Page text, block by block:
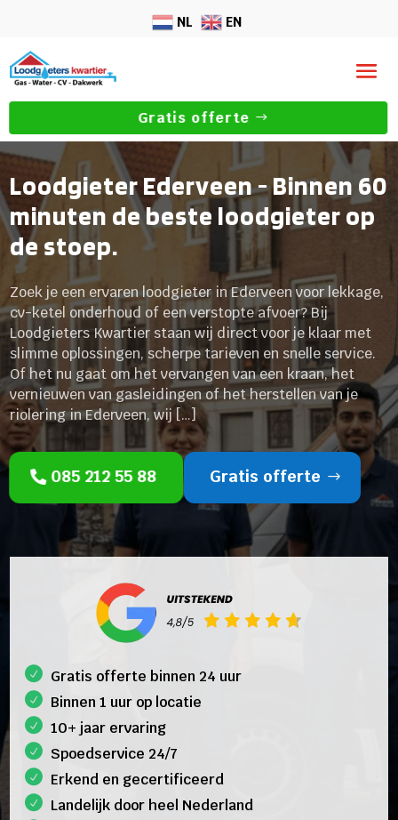
NL EN
Gratis offerte
Loodgieter Ederveen - Binnen 60
minuten de beste loodgieter op
de stoep.
Zoek je een ervaren loodgieter in Ederveen voor lekkage,
cv-ketel onderhoud of een verstopte afvoer? Bij
Loodgieters Kwartier staan wij direct voor je klaar met
slimme oplossingen, scherpe tarieven en snelle service.
Of het nu gaat om het vervangen van een kraan, het
vernieuwen van gasleidingen of het herstellen van je
riolering in Ederveen, wij […]
085 212 55 88 Gratis offerte
Gratis offerte binnen 24 uur
Binnen 1 uur op locatie
10+ jaar ervaring
Spoedservice 24/7
Erkend en gecertificeerd
Landelijk door heel Nederland